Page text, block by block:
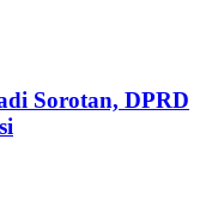
Sorotan, DPRD